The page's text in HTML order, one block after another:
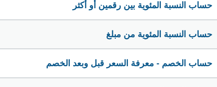
حساب النسبة المئوية بين رقمين أو أكثر
حساب النسبة المئوية من مبلغ
حساب الخصم - معرفة السعر قبل وبعد الخصم